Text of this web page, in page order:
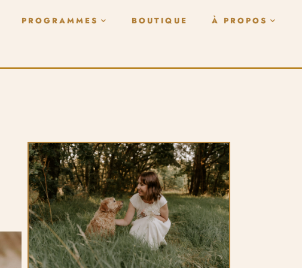
PROGRAMMES BOUTIQUE À PROPOS